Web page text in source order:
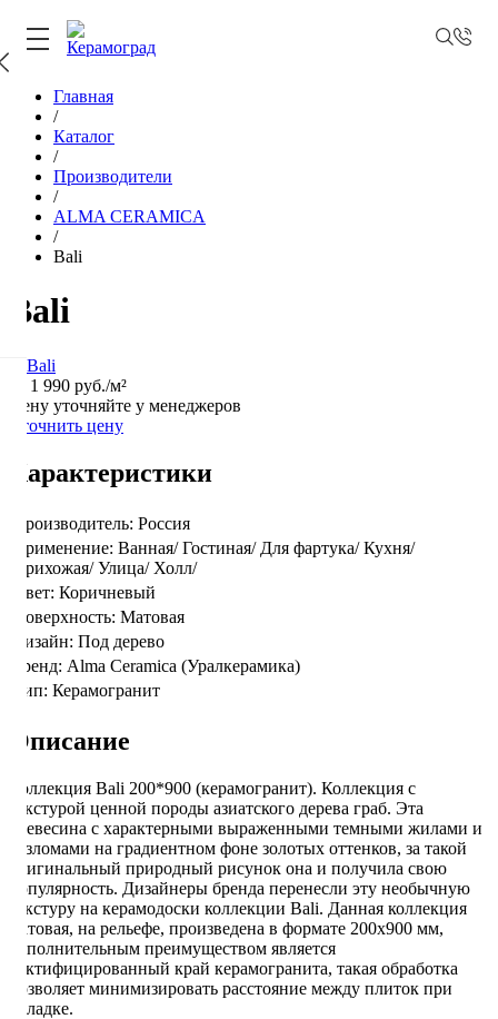
Главная
/
Каталог
/
Производители
/
ALMA CERAMICA
/
Bali
Bali
1 990 руб./м²
Цену уточняйте у менеджеров
Уточнить цену
Характеристики
Производитель: Россия
Применение: Ванная/ Гостиная/ Для фартука/ Кухня/
Прихожая/ Улица/ Холл/
Цвет: Коричневый
Поверхность: Матовая
Дизайн: Под дерево
Бренд: Alma Ceramica (Уралкерамика)
Тип: Керамогранит
Описание
Коллекция Bali 200*900 (керамогранит). Коллекция с
текстурой ценной породы азиатского дерева граб. Эта
древесина с характерными выраженными темными жилами и
разломами на градиентном фоне золотых оттенков, за такой
оригинальный природный рисунок она и получила свою
популярность. Дизайнеры бренда перенесли эту необычную
текстуру на керамодоски коллекции Bali. Данная коллекция
матовая, на рельефе, произведена в формате 200х900 мм,
дополнительным преимуществом является
ректифицированный край керамогранита, такая обработка
позволяет минимизировать расстояние между плиток при
укладке.